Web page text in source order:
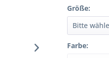
Größe:
Farbe: